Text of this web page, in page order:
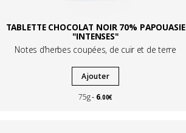
TABLETTE CHOCOLAT NOIR 70% PAPOUASIE
"INTENSES"
Notes d’herbes coupées, de cuir et de terre
Ajouter
75g
6.00€